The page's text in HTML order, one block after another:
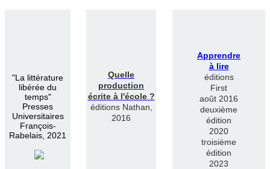
"La littérature
libérée du
temps"
Presses
Universitaires
François-
Rabelais, 2021
Quelle
production
écrite à l'école ?
éditions Nathan,
2016
Apprendre
à lire
éditions
First
août 2016
deuxième
édition
2020
troisième
édition
2023